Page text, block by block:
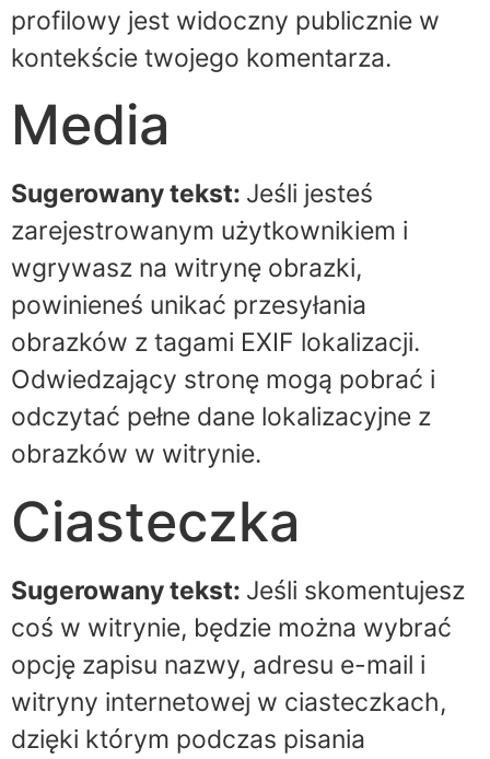
profilowy jest widoczny publicznie w
kontekście twojego komentarza.
Media
Sugerowany tekst: Jeśli jesteś
zarejestrowanym użytkownikiem i
wgrywasz na witrynę obrazki,
powinieneś unikać przesyłania
obrazków z tagami EXIF lokalizacji.
Odwiedzający stronę mogą pobrać i
odczytać pełne dane lokalizacyjne z
obrazków w witrynie.
Ciasteczka
Sugerowany tekst: Jeśli skomentujesz
coś w witrynie, będzie można wybrać
opcję zapisu nazwy, adresu e-mail i
witryny internetowej w ciasteczkach,
dzięki którym podczas pisania